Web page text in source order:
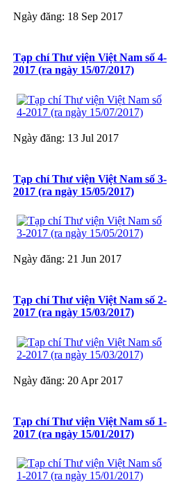
Ngày đăng: 18 Sep 2017
Tạp chí Thư viện Việt Nam số 4-
2017 (ra ngày 15/07/2017)
Ngày đăng: 13 Jul 2017
Tạp chí Thư viện Việt Nam số 3-
2017 (ra ngày 15/05/2017)
Ngày đăng: 21 Jun 2017
Tạp chí Thư viện Việt Nam số 2-
2017 (ra ngày 15/03/2017)
Ngày đăng: 20 Apr 2017
Tạp chí Thư viện Việt Nam số 1-
2017 (ra ngày 15/01/2017)